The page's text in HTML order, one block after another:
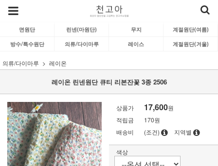
면원단 린넨(마원단) 무지 계절원단(여름)
방수/특수원단 의류/다이마루 레이스 계절원단(겨울)
의류/다이마루 레이온
레이온 린넨원단 큐티 리본잔꽃 3종 2506
상품가 17,600원
적립금
170원
배송비
(조건) 지역별
색상